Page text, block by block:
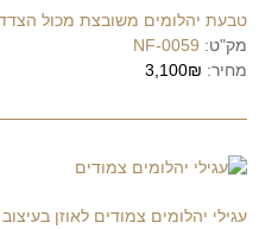
טבעת יהלומים משובצת מכול
מק"ט: NF-0059
מחיר: 3,100₪
עגילי יהלומים צמודים לאוזן